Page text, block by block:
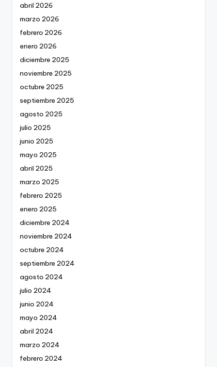
abril 2026
marzo 2026
febrero 2026
enero 2026
diciembre 2025
noviembre 2025
octubre 2025
septiembre 2025
agosto 2025
julio 2025
junio 2025
mayo 2025
abril 2025
marzo 2025
febrero 2025
enero 2025
diciembre 2024
noviembre 2024
octubre 2024
septiembre 2024
agosto 2024
julio 2024
junio 2024
mayo 2024
abril 2024
marzo 2024
febrero 2024